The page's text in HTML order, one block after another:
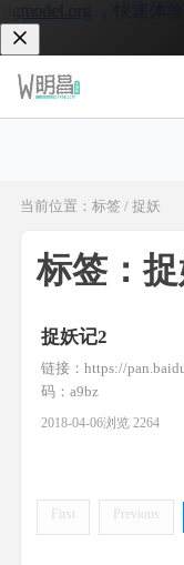
当前位置：标签 / 捉妖
标签：
捉妖记2
链接：https://
码：a9bz
2018-04-06浏览 2264
First Previous